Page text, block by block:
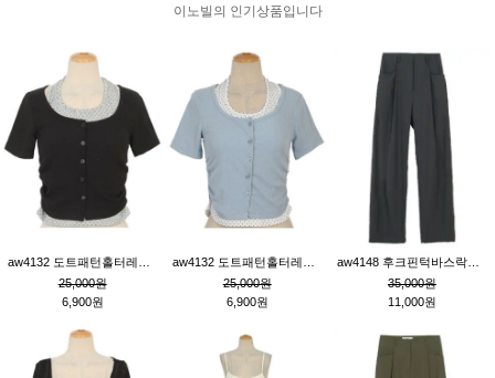
이노빌의 인기상품입니다
25,000원
6,900원
25,000원
6,900원
35,000원
11,000원